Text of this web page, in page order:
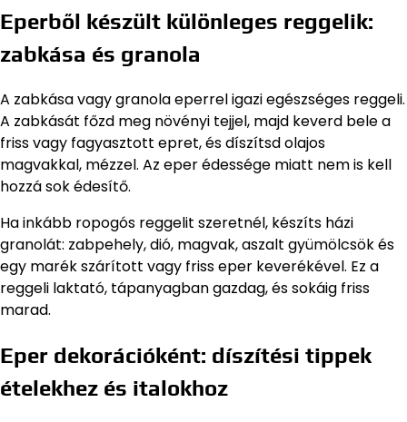
Eperből készült különleges reggelik:
zabkása és granola
A zabkása vagy granola eperrel igazi egészséges reggeli.
A zabkását főzd meg növényi tejjel, majd keverd bele a
friss vagy fagyasztott epret, és díszítsd olajos
magvakkal, mézzel. Az eper édessége miatt nem is kell
hozzá sok édesítő.
Ha inkább ropogós reggelit szeretnél, készíts házi
granolát: zabpehely, dió, magvak, aszalt gyümölcsök és
egy marék szárított vagy friss eper keverékével. Ez a
reggeli laktató, tápanyagban gazdag, és sokáig friss
marad.
Eper dekorációként: díszítési tippek
ételekhez és italokhoz